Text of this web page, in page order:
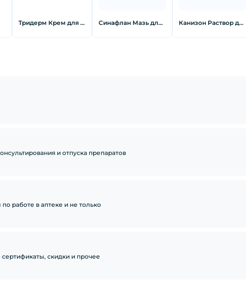
Тридерм Крем для наружного применения 15 г Синафлан Мазь для наружного применения 0,025 % 15 г Канизон Раствор для наружного применения 1 % 20 мл
и отпуска препаратов
работе в аптеке и не только
скидки и прочее